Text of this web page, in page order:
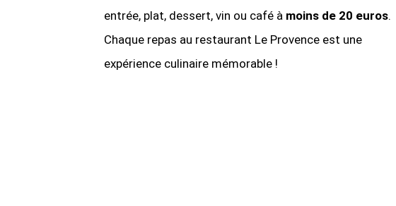
entrée, plat, dessert, vin ou café à moins de 20 euros.
Chaque repas au restaurant Le Provence est une
expérience culinaire mémorable !